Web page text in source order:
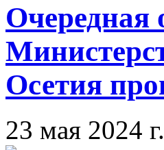
Очередная
Осетия
23 мая 2024 г.